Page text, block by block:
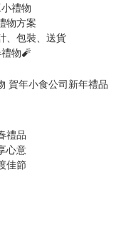
禮物
物方案
、包裝、送貨
物🧨
禮品
心意
佳節